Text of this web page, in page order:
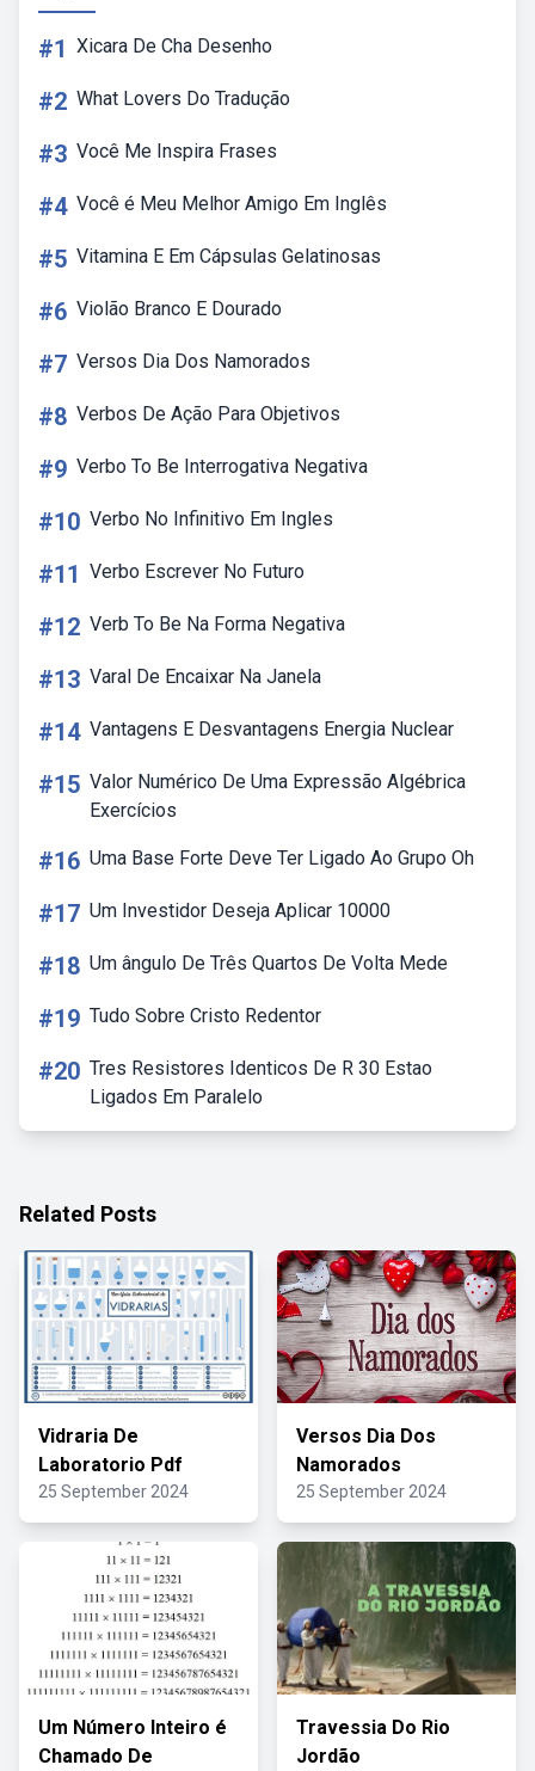
#1 Xicara De Cha Desenho
#2 What Lovers Do Tradução
#3 Você Me Inspira Frases
#4 Você é Meu Melhor Amigo Em Inglês
#5 Vitamina E Em Cápsulas Gelatinosas
#6 Violão Branco E Dourado
#7 Versos Dia Dos Namorados
#8 Verbos De Ação Para Objetivos
#9 Verbo To Be Interrogativa Negativa
#10 Verbo No Infinitivo Em Ingles
#11 Verbo Escrever No Futuro
#12 Verb To Be Na Forma Negativa
#13 Varal De Encaixar Na Janela
#14 Vantagens E Desvantagens Energia Nuclear
#15 Valor Numérico De Uma Expressão Algébrica
Exercícios
#16 Uma Base Forte Deve Ter Ligado Ao Grupo Oh
#17 Um Investidor Deseja Aplicar 10000
#18 Um ângulo De Três Quartos De Volta Mede
#19 Tudo Sobre Cristo Redentor
#20 Tres Resistores Identicos De R 30 Estao
Ligados Em Paralelo
Related Posts
Vidraria De
Laboratorio Pdf
25 September 2024
Versos Dia Dos
Namorados
25 September 2024
Um Número Inteiro é
Chamado De
Travessia Do Rio
Jordão